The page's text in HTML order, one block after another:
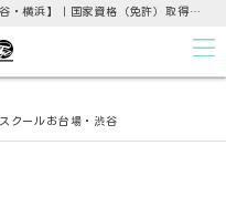
ドローンスクール東京【お台場本校・新宿・渋谷・横浜】｜国家資格（免許）取得支援から点検業務まで
クールお台場・渋谷